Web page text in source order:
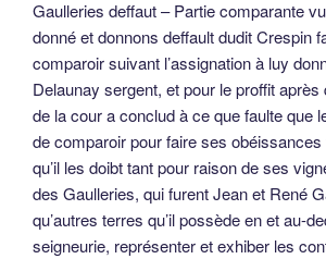
Gaulleries deffaut – Partie comparante
donné et donnons deffault dudit Crespin
comparoir suivant l’assignation à luy
Delaunay sergent, et pour le proffit
de la cour a conclud à ce que faulte que
de comparoir pour faire ses obéissances
qu’il les doibt tant pour raison de ses
des Gaulleries, qui furent Jean et René
qu’autres terres qu’il possède en et au-
seigneurie, représenter et exhiber les